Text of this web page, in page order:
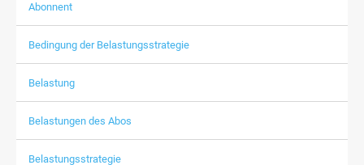
Abonnent
Bedingung der Belastungsstrategie
Belastung
Belastungen des Abos
Belastungsstrategie